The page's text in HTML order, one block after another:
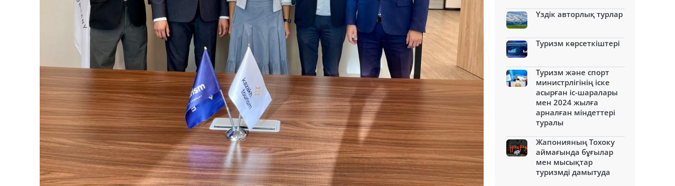
Үздік авторлық турлар
Туризм көрсеткіштері
Туризм және спорт
министрлігінің іске
асырған іс-шаралары
мен 2024 жылға
арналған міндеттері
туралы
Жапонияның Тохоку
аймағында бұғылар
мен мысықтар
туризмді дамытуда